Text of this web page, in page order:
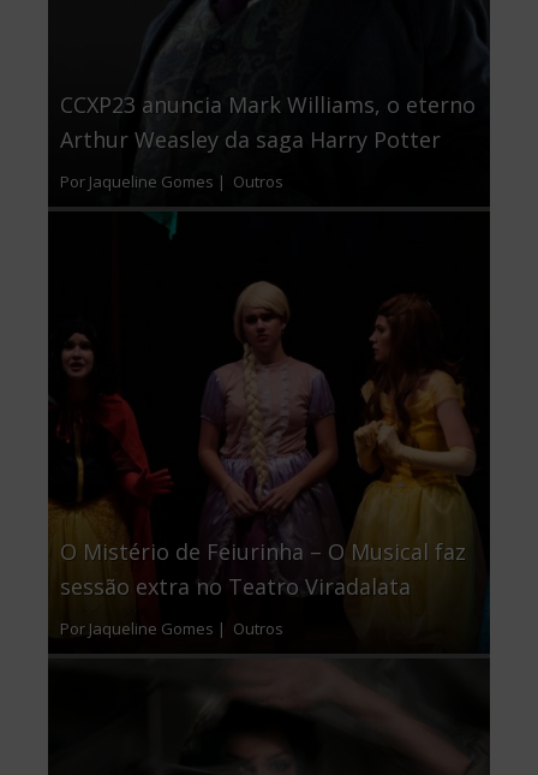
CCXP23 anuncia Mark Williams, o eterno
Arthur Weasley da saga Harry Potter
Por Jaqueline Gomes | Outros
O Mistério de Feiurinha – O Musical faz
sessão extra no Teatro Viradalata
Por Jaqueline Gomes | Outros